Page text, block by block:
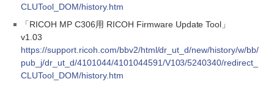
CLUTool_DOM/history.htm
「RICOH MP C306用 RICOH Firmware Update Tool」
v1.03
https://support.ricoh.com/bbv2/html/dr_ut_d/new/history/w/bb/
pub_j/dr_ut_d/4101044/4101044591/V103/5240340/redirect_
CLUTool_DOM/history.htm